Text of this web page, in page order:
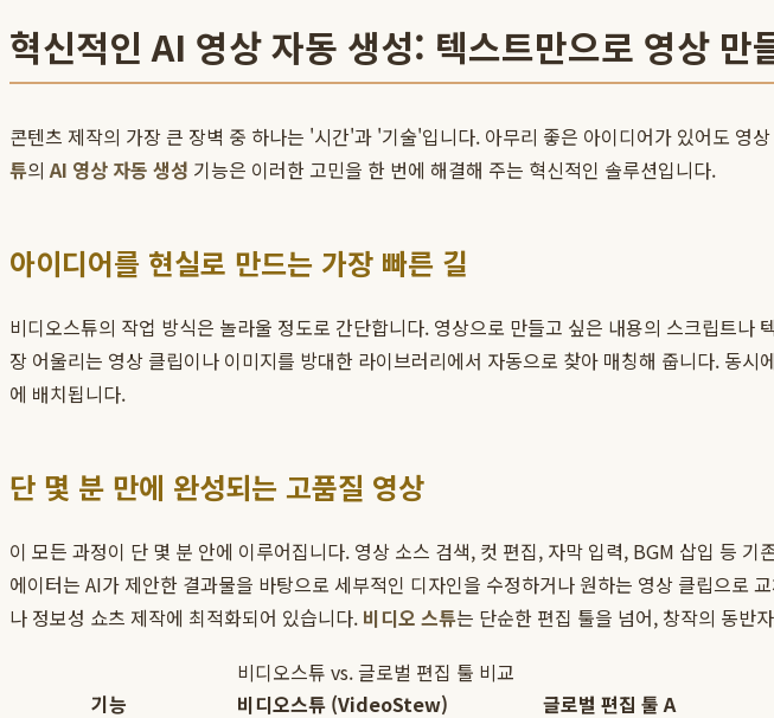
혁신적인 AI 영상 자동 생성: 텍스트만으로 영상 만
콘텐츠 제작의 가장 큰 장벽 중 하나는 '시간'과 '기술'입니다. 아무리 좋은 아이디어가 있어도 영
튜의AI 영상 자동 생성 기능은 이러한 고민을 한 번에 해결해 주는 혁신적인 솔루션입니다.
아이디어를 현실로 만드는 가장 빠른 길
비디오스튜의 작업 방식은 놀라울 정도로 간단합니다. 영상으로 만들고 싶은 내용의 스크립트
장 어울리는 영상 클립이나 이미지를 방대한 라이브러리에서 자동으로 찾아 매칭해 줍니다. 동
에 배치됩니다.
단 몇 분 만에 완성되는 고품질 영상
이 모든 과정이 단 몇 분 안에 이루어집니다. 영상 소스 검색, 컷 편집, 자막 입력, BGM 삽입 등
에이터는 AI가 제안한 결과물을 바탕으로 세부적인 디자인을 수정하거나 원하는 영상 클립으로
나 정보성 쇼츠 제작에 최적화되어 있습니다. 비디오 스튜는 단순한 편집 툴을 넘어, 창작의 동반
비디오스튜 vs. 글로벌 편집 툴 비교
기능
비디오스튜 (VideoStew)
글로벌 편집 툴 A